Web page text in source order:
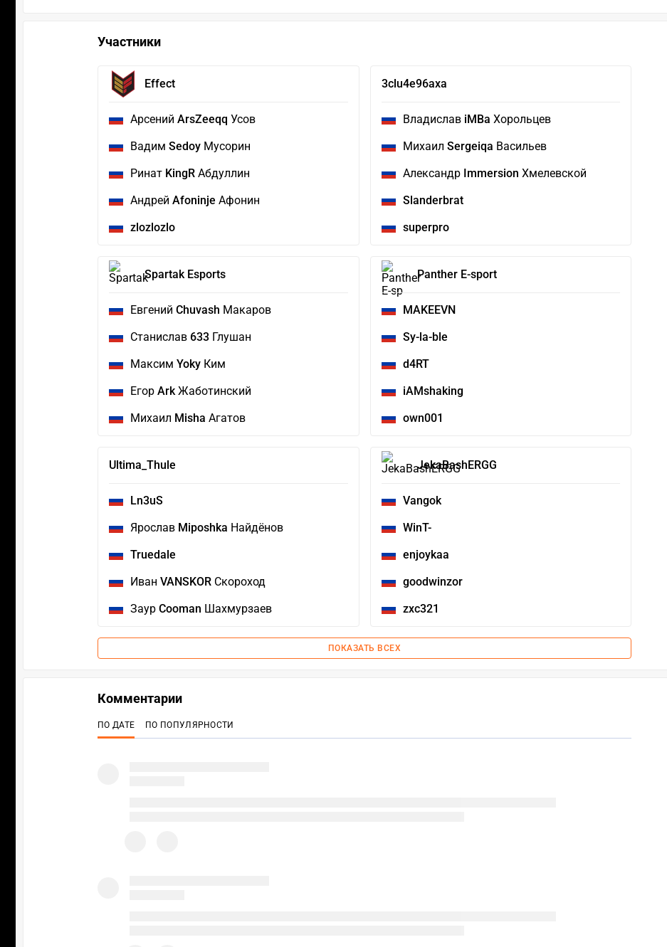
Участники
Effect
Арсений ArsZeeqq Усов
Вадим Sedoy Мусорин
Ринат KingR Абдуллин
Андрей Afoninje Афонин
zlozlozlo
3clu4e96axa
Владислав iMBa Хорольцев
Михаил Sergeiqa Васильев
Александр Immersion Хмелевской
Slanderbrat
superpro
Spartak Esports
Евгений Chuvash Макаров
Станислав 633 Глушан
Максим Yoky Ким
Егор ArkЖаботинский
Михаил Misha Агатов
Panther E-sport
MAKEEVN
Sy-la-ble
d4RT
iAMshaking
own001
Ultima_Thule
Ln3uS
Ярослав Miposhka Найдёнов
Truedale
Иван VANSKOR Скороход
Заур Cooman Шахмурзаев
JekaBashERGG
Vangok
WinT-
enjoykaa
goodwinzor
zxc321
ПОКАЗАТЬ ВСЕХ
Комментарии
ПО ДАТЕ ПО ПОПУЛЯРНОСТИ